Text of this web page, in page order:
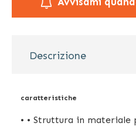
Descrizione
caratteristiche
• • Struttura in